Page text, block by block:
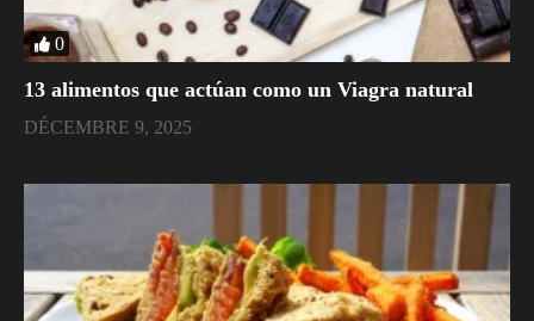
0
​13 alimentos que actúan como un Viagra natural
DÉCEMBRE 9, 2025